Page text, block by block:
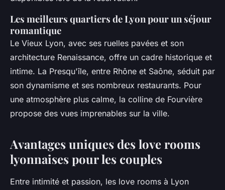
Les meilleurs quartiers de Lyon pour un séjour
romantique
Le Vieux Lyon, avec ses ruelles pavées et son
architecture Renaissance, offre un cadre historique et
intime. La Presqu'île, entre Rhône et Saône, séduit par
son dynamisme et ses nombreux restaurants. Pour
une atmosphère plus calme, la colline de Fourvière
propose des vues imprenables sur la ville.
Avantages uniques des love rooms
lyonnaises pour les couples
Entre intimité et passion, les love rooms à Lyon